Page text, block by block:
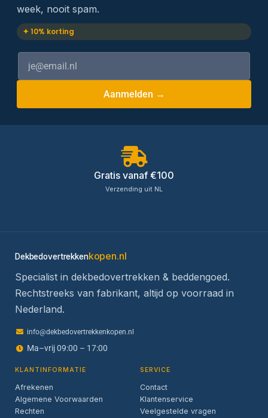
week, nooit spam.
✦ 10% korting
Aanmelden →
Gratis vanaf €100
Verzending uit NL
Dekbedovertrekkenkopen.nl
Specialist in dekbedovertrekken & beddengoed.
Rechtstreeks van fabrikant, altijd op voorraad in
Nederland.
info@dekbedovertrekkenkopen.nl
Ma–vrij 09:00 – 17:00
KLANTINFORMATIE
Afrekenen
Algemene Voorwaarden
Rechten
SERVICE
Contact
Klantenservice
Veelgestelde vragen